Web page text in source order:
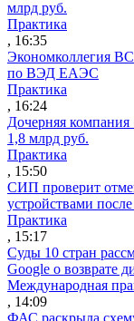
млрд руб.
Практика
, 16:35
Экономколлегия ВС
по ВЭД ЕАЭС
Практика
, 16:24
Дочерняя
1,8 млрд руб.
Практика
, 15:50
СИП проверит
устройствами
Практика
, 15:17
Суды 10 стран
Google о возврате
Международная
, 14:09
ФАС раскрыла